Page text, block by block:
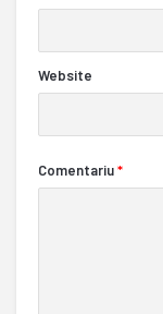
Website
Comentariu*